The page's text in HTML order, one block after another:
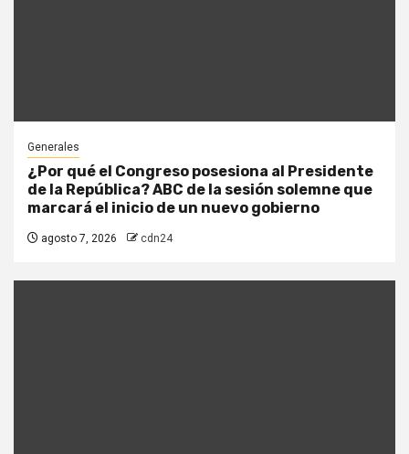
Generales
¿Por qué el Congreso posesiona al Presidente
de la República? ABC de la sesión solemne que
marcará el inicio de un nuevo gobierno
agosto 7, 2026 cdn24